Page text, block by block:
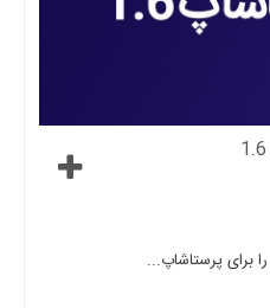
برای پرستاشاپ...